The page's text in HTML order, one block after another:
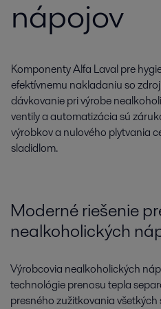
nápojov
Komponenty Alfa Laval pre
efektívnemu nakladaniu so
dávkovanie pri výrobe
ventily a automatizácia sú
výrobkov a nulového plytvania
sladidlom.
Moderné riešenie
nealkoholických
Výrobcovia nealkoholických
technológie prenosu tepla
presného zužitkovania